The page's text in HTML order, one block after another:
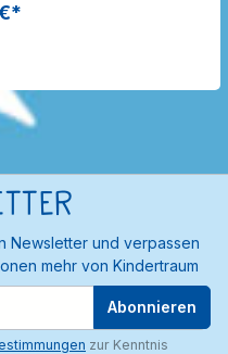
Newsletter und verpassen
mehr von Kindertraum
Abonnieren
zur Kenntnis